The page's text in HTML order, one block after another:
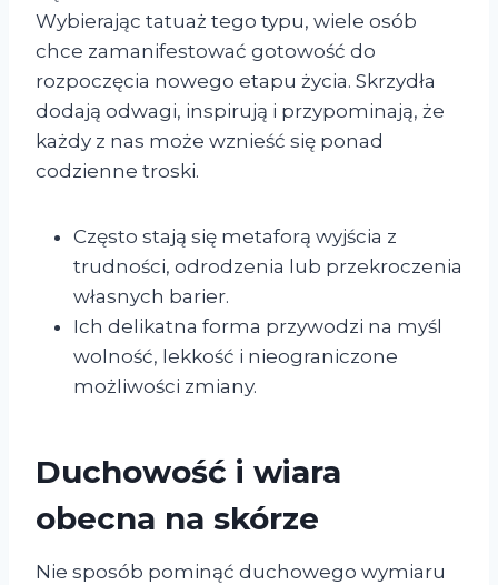
Wybierając tatuaż tego typu, wiele osób
chce zamanifestować gotowość do
rozpoczęcia nowego etapu życia. Skrzydła
dodają odwagi, inspirują i przypominają, że
każdy z nas może wznieść się ponad
codzienne troski.
Często stają się metaforą wyjścia z
trudności, odrodzenia lub przekroczenia
własnych barier.
Ich delikatna forma przywodzi na myśl
wolność, lekkość i nieograniczone
możliwości zmiany.
Duchowość i wiara
obecna na skórze
Nie sposób pominąć duchowego wymiaru